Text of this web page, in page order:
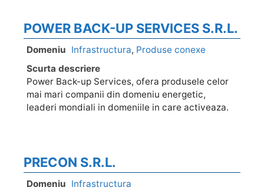
POWER BACK-UP SERVICES S.R.L.
Domeniu Infrastructura, Produse conexe
Scurta descriere
Power Back-up Services, ofera produsele celor
mai mari companii din domeniu energetic,
leaderi mondiali in domeniile in care activeaza.
PRECON S.R.L.
Domeniu Infrastructura